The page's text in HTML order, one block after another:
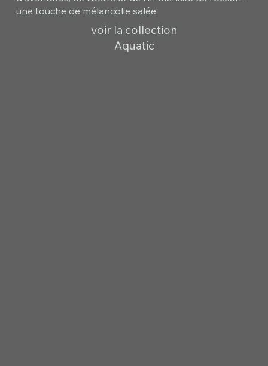
une touche de mélancolie salée.
voir la collection
Aquatic